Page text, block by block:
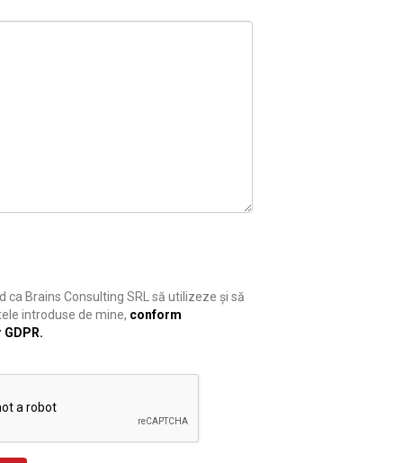
ca Brains Consulting SRL să utilizeze și să
introduse de mine, conform